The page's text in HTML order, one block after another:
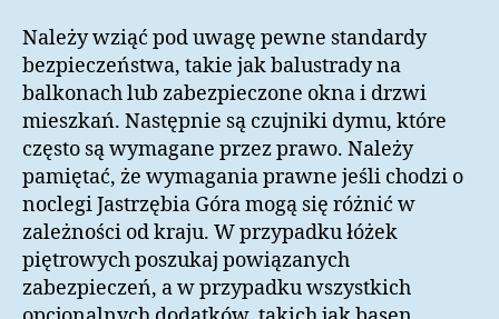
Należy wziąć pod uwagę pewne standardy
bezpieczeństwa, takie jak balustrady na
balkonach lub zabezpieczone okna i drzwi
mieszkań. Następnie są czujniki dymu, które
często są wymagane przez prawo. Należy
pamiętać, że wymagania prawne jeśli chodzi o
noclegi Jastrzębia Góra mogą się różnić w
zależności od kraju. W przypadku łóżek
piętrowych poszukaj powiązanych
zabezpieczeń, a w przypadku wszystkich